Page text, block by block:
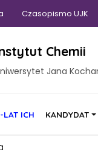
Czasopismo UJK
Chemii
Jana
LAT ICH KANDYDAT